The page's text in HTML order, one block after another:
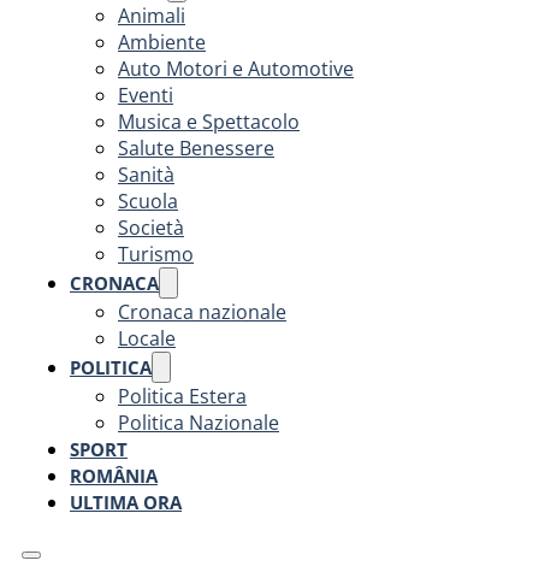
Animali
Ambiente
Auto Motori e Automotive
Eventi
Musica e Spettacolo
Salute Benessere
Sanità
Scuola
Società
Turismo
CRONACA
Cronaca nazionale
Locale
POLITICA
Politica Estera
Politica Nazionale
SPORT
ROMÂNIA
ULTIMA ORA